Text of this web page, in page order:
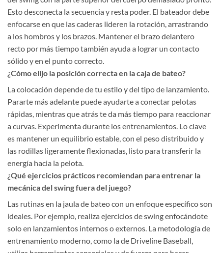
Esto desconecta la secuencia y resta poder. El bateador debe
enfocarse en que las caderas lideren la rotación, arrastrando
a los hombros y los brazos. Mantener el brazo delantero
recto por más tiempo también ayuda a lograr un contacto
sólido y en el punto correcto.
¿Cómo elijo la posición correcta en la caja de bateo?
La colocación depende de tu estilo y del tipo de lanzamiento.
Pararte más adelante puede ayudarte a conectar pelotas
rápidas, mientras que atrás te da más tiempo para reaccionar
a curvas. Experimenta durante los entrenamientos. Lo clave
es mantener un equilibrio estable, con el peso distribuido y
las rodillas ligeramente flexionadas, listo para transferir la
energía hacia la pelota.
¿Qué ejercicios prácticos recomiendan para entrenar la
mecánica del swing fuera del juego?
Las rutinas en la jaula de bateo con un enfoque específico son
ideales. Por ejemplo, realiza ejercicios de swing enfocándote
solo en lanzamientos internos o externos. La metodología de
entrenamiento moderno, como la de Driveline Baseball,